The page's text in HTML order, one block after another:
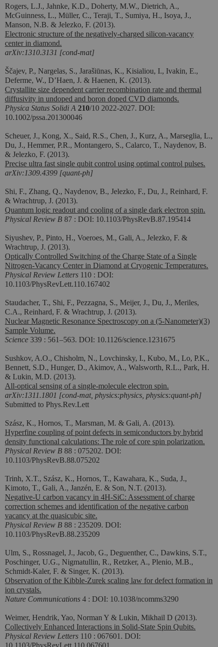
Rogers, L.J., Jahnke, K.D., Doherty, M.W., Dietrich, A.,
McGuinness, L., Müller, C., Teraji, T., Sumiya, H., Isoya, J.,
Manson, N.B. & Jelezko, F. (2013).
Electronic structure of the negatively-charged silicon-vacancy
center in diamond.
arXiv:1310.3131 [cond-mat]
Ščajev, P., Nargelas, S., Jarašiūnas, K., Kisialiou, I., Ivakin, E.,
Deferme, W., D’Haen, J. & Haenen, K. (2013).
Crystallite size dependent carrier recombination rate and thermal
diffusivity in undoped and boron doped CVD diamonds.
Physica Status Solidi A 210/10 2022-2027. DOI:
10.1002/pssa.201300046
Scheuer, J., Kong, X., Said, R.S., Chen, J., Kurz, A., Marseglia, L.,
Du, J., Hemmer, P.R., Montangero, S., Calarco, T., Naydenov, B.
& Jelezko, F. (2013).
Precise ultra fast single qubit control using optimal control pulses.
arXiv:1309.4399 [quant-ph]
Shi, F., Zhang, Q., Naydenov, B., Jelezko, F., Du, J., Reinhard, F.
& Wrachtrup, J. (2013).
Quantum logic readout and cooling of a single dark electron spin.
Physical Review B 87 : DOI: 10.1103/PhysRevB.87.195414
Siyushev, P., Pinto, H., Voeroes, M., Gali, A., Jelezko, F. &
Wrachtrup, J. (2013).
Optically Controlled Switching of the Charge State of a Single
Nitrogen-Vacancy Center in Diamond at Cryogenic Temperatures.
Physical Review Letters 110 : DOI:
10.1103/PhysRevLett.110.167402
Staudacher, T., Shi, F., Pezzagna, S., Meijer, J., Du, J., Meriles,
C.A., Reinhard, F. & Wrachtrup, J. (2013).
Nuclear Magnetic Resonance Spectroscopy on a (5-Nanometer)(3)
Sample Volume.
Science 339 : 561–563. DOI: 10.1126/science.1231675
Sushkov, A.O., Chisholm, N., Lovchinsky, I., Kubo, M., Lo, P.K.,
Bennett, S.D., Hunger, D., Akimov, A., Walsworth, R.L., Park, H.
& Lukin, M.D. (2013).
All-optical sensing of a single-molecule electron spin.
arXiv:1311.1801 [cond-mat, physics:physics, physics:quant-ph]
Submitted to Phys.Rev.Lett
Szász, K., Hornos, T., Marsman, M. & Gali, A. (2013).
Hyperfine coupling of point defects in semiconductors by hybrid
density functional calculations: The role of core spin polarization.
Physical Review B 88 : 075202. DOI:
10.1103/PhysRevB.88.075202
Trinh, X.T., Szász, K., Hornos, T., Kawahara, K., Suda, J.,
Kimoto, T., Gali, A., Janzén, E. & Son, N.T. (2013).
Negative-U carbon vacancy in 4H-SiC: Assessment of charge
correction schemes and identification of the negative carbon
vacancy at the quasicubic site.
Physical Review B 88 : 235209. DOI:
10.1103/PhysRevB.88.235209
Ulm, S., Rossnagel, J., Jacob, G., Deguenther, C., Dawkins, S.T.,
Poschinger, U.G., Nigmatullin, R., Retzker, A., Plenio, M.B.,
Schmidt-Kaler, F. & Singer, K. (2013).
Observation of the Kibble-Zurek scaling law for defect formation in
ion crystals.
Nature Communications 4 : DOI: 10.1038/ncomms3290
Weimer, Hendrik, Yao, Norman Y & Lukin, Mikhail D (2013).
Collectively Enhanced Interactions in Solid-State Spin Qubits.
Physical Review Letters 110 : 067601. DOI:
10.1103/PhysRevLett.110.067601